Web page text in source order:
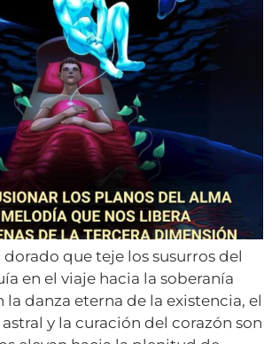
que teje los susurros del
en el viaje hacia la soberanía
la danza eterna de la existencia, el
y la curación del corazón son